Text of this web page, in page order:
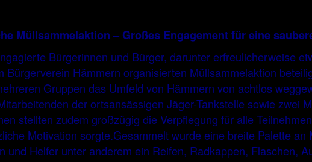
Müllsammelaktion – Großes Engagement für eine
Bürgerinnen und Bürger, darunter erfreulicherweise
Bürgerverein Hämmern organisierten Müllsammelaktion
Gruppen das Umfeld von Hämmern von achtlos
der ortsansässigen Jäger-Tankstelle sowie zwei
stellten zudem großzügig die Verpflegung für alle
Motivation sorgte.Gesammelt wurde eine breite Palette
und Helfer unter anderem ein Reifen, Radkappen, Flaschen,